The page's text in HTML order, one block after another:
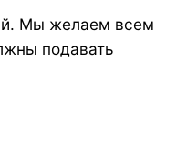
Мы желаем всем
подавать